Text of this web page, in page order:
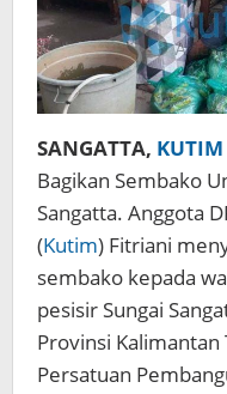
SANGATTA, KUTIM
Bagikan Sembako
Sangatta. Anggota
(Kutim) Fitriani
sembako kepada
pesisir Sungai
Provinsi
Persatuan